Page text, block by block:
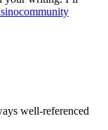
well-referenced